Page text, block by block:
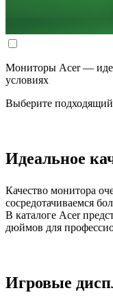
Мониторы Acer —
условиях
Выберите
Идеальное
Качество монитора
сосредотачиваемся
В каталоге Acer
дюймов для
Игровые